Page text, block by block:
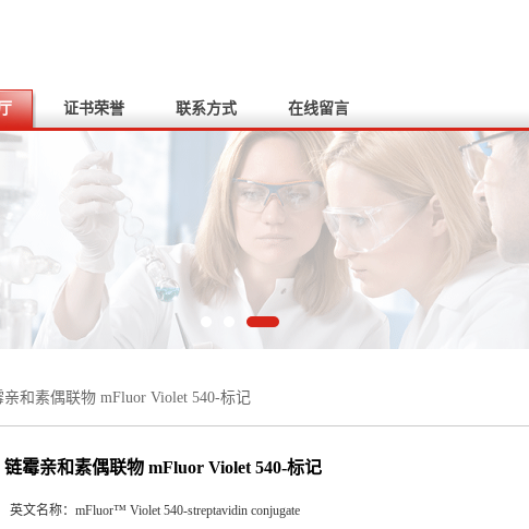
证书荣誉 联系方式 在线留言
亲和素偶联物 mFluor Violet 540-标记
链霉亲和素偶联物 mFluor Violet 540-标记
英文名称： mFluor™ Violet 540-streptavidin conjugate